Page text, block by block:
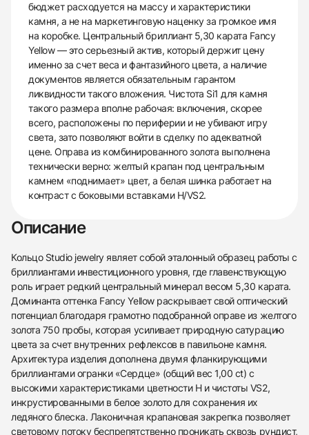
бюджет расходуется на массу и характеристики
камня, а не на маркетинговую наценку за громкое имя
на коробке. Центральный бриллиант 5,30 карата Fancy
Yellow — это серьезный актив, который держит цену
именно за счет веса и фантазийного цвета, а наличие
документов является обязательным гарантом
ликвидности такого вложения. Чистота Si1 для камня
такого размера вполне рабочая: включения, скорее
всего, расположены по периферии и не убивают игру
света, зато позволяют войти в сделку по адекватной
цене. Оправа из комбинированного золота выполнена
технически верно: желтый крапан под центральным
камнем «поднимает» цвет, а белая шинка работает на
контраст с боковыми вставками H/VS2.
Описание
Кольцо Studio jewelry являет собой эталонный образец работы с
бриллиантами инвестиционного уровня, где главенствующую
роль играет редкий центральный минерал весом 5,30 карата.
Доминанта оттенка Fancy Yellow раскрывает свой оптический
потенциал благодаря грамотно подобранной оправе из желтого
золота 750 пробы, которая усиливает природную сатурацию
цвета за счет внутренних рефлексов в павильоне камня.
Архитектура изделия дополнена двумя фланкирующими
бриллиантами огранки «Сердце» (общий вес 1,00 ct) с
высокими характеристиками цветности H и чистоты VS2,
инкрустированными в белое золото для сохранения их
ледяного блеска. Лаконичная крапановая закрепка позволяет
световому потоку беспрепятственно проникать сквозь рундист,